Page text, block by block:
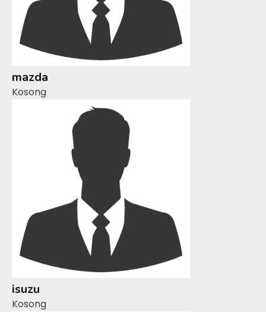
mazda
Kosong
isuzu
Kosong